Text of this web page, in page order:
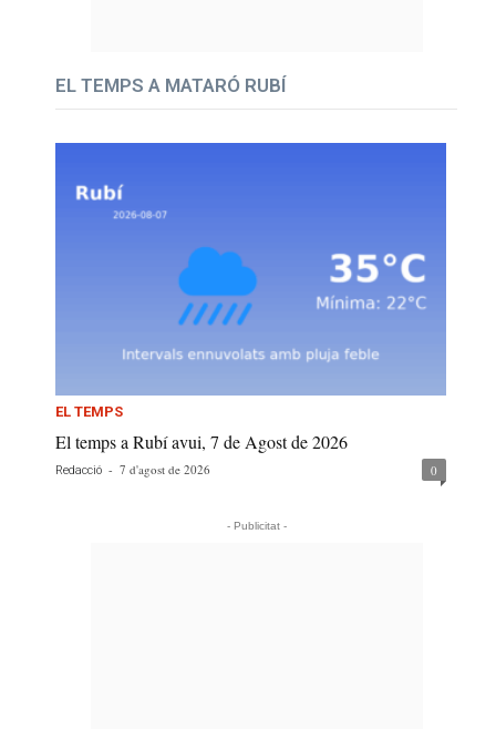
EL TEMPS A MATARÓ RUBÍ
EL TEMPS
El temps a Rubí avui, 7 de Agost de 2026
Redacció - 7 d'agost de 2026 0
- Publicitat -